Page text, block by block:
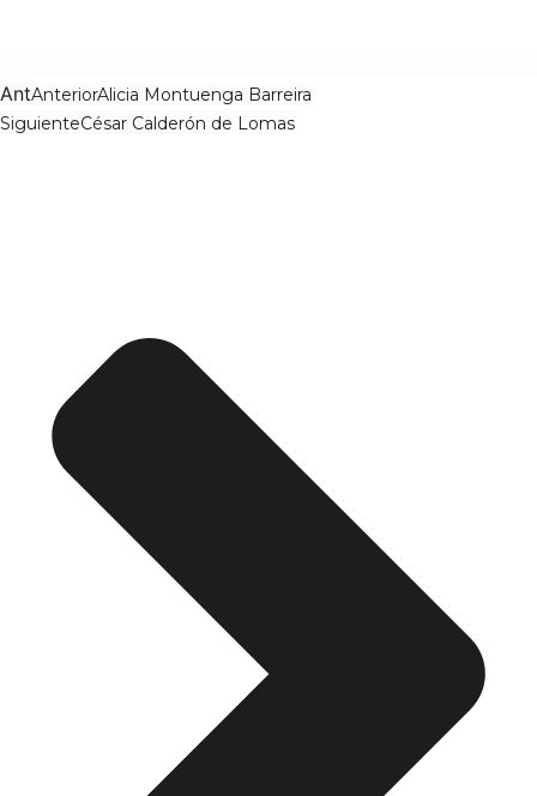
AntAnteriorAlicia Montuenga Barreira
SiguienteCésar Calderón de Lomas